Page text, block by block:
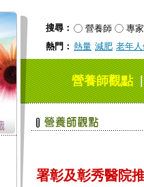
搜尋： 營養師
專家
熱門： 熱量 減肥 老年
營養師觀點
署彰及彰秀醫院